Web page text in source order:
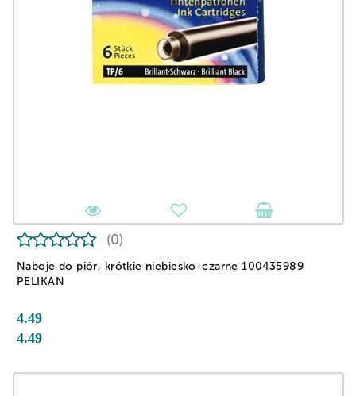
Naboje do piór, krótkie niebiesko-czarne 100435989
PELIKAN
(0)
4.49
4.49